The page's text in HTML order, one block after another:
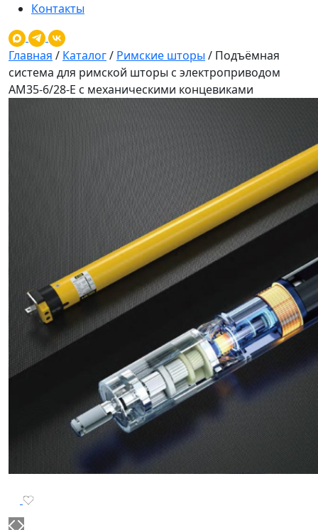
Контакты
Главная / Каталог/ Римские шторы / Подъёмная
система для римской шторы с электроприводом
AM35-6/28-E с механическими концевиками